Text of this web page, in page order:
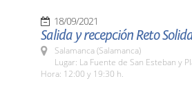
18/09/2021
Salida y recepción Reto
Salamanca (Salamanca)
Lugar: La Fuente de San Esteban y
Hora: 12:00 y 19:30 h.